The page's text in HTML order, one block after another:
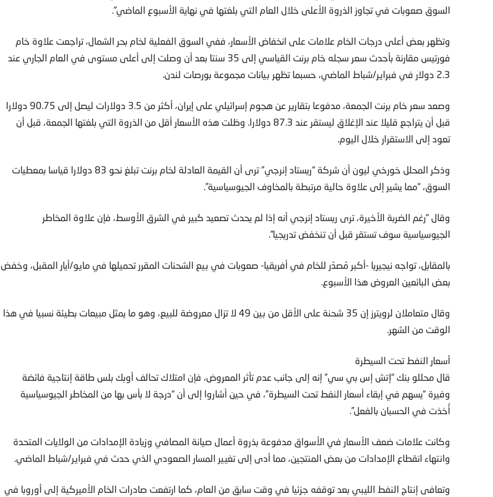
السوق صعوبات في تجاوز الذروة الأعلى خلال العام التي بلغتها في نهاية الأسبوع الماضي”.
وتظهر بعض أعلى درجات الخام علامات على انخفاض الأسعار، ففي السوق الفعلية لخام بحر الشمال، تراجعت علاوة خام
فورتيس مقارنة بأحدث سعر سجله خام برنت القياسي إلى 35 سنتا بعد أن وصلت إلى أعلى مستوى في العام الجاري عند
2.3 دولار في فبراير/شباط الماضي، حسبما تظهر بيانات مجموعة بورصات لندن.
وصعد سعر خام برنت الجمعة، مدفوعا بتقارير عن هجوم إسرائيلي على إيران، أكثر من 3.5 دولارات ليصل إلى 90.75 دولارا
قبل أن يتراجع قليلا عند الإغلاق ليستقر عند 87.3 دولارا. وظلت هذه الأسعار أقل من الذروة التي بلغتها الجمعة، قبل أن
تعود إلى الاستقرار خلال اليوم.
وذكر المحلل خورخي ليون أن شركة “ريستاد إنرجي” ترى أن القيمة العادلة لخام برنت تبلغ نحو 83 دولارا قياسا بمعطيات
السوق، “مما يشير إلى علاوة حالية مرتبطة بالمخاوف الجيوسياسية”.
وقال “رغم الضربة الأخيرة، ترى ريستاد إنرجي أنه إذا لم يحدث تصعيد كبير في الشرق الأوسط، فإن علاوة المخاطر
الجيوسياسية سوف تستقر قبل أن تنخفض تدريجيا”.
بالمقابل، تواجه نيجيريا -أكبر مُصدّر للخام في أفريقيا- صعوبات في بيع الشحنات المقرر تحميلها في مايو/أيار المقبل، وخفض
بعض البائعين العروض هذا الأسبوع.
وقال متعاملان لرويترز إن 35 شحنة على الأقل من بين 49 لا تزال معروضة للبيع، وهو ما يمثل مبيعات بطيئة نسبيا في هذا
الوقت من الشهر.
أسعار النفط تحت السيطرة
قال محللو بنك “إتش إس بي سي” إنه إلى جانب عدم تأثر المعروض، فإن امتلاك تحالف أوبك بلس طاقة إنتاجية فائضة
وفيرة “يسهم في إبقاء أسعار النفط تحت السيطرة”، في حين أشاروا إلى أن “درجة لا بأس بها من المخاطر الجيوسياسية
أُخذت في الحسبان بالفعل”.
وكانت علامات ضعف الأسعار في الأسواق مدفوعة بذروة أعمال صيانة المصافي وزيادة الإمدادات من الولايات المتحدة
وانتهاء انقطاع الإمدادات من بعض المنتجين، مما أدى إلى تغيير المسار الصعودي الذي حدث في فبراير/شباط الماضي.
وتعافى إنتاج النفط الليبي بعد توقفه جزئيا في وقت سابق من العام، كما ارتفعت صادرات الخام الأميركية إلى أوروبا في